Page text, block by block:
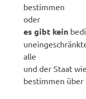
bestimmen
oder
es gibt kein
alle
und der Staat
bestimmen über